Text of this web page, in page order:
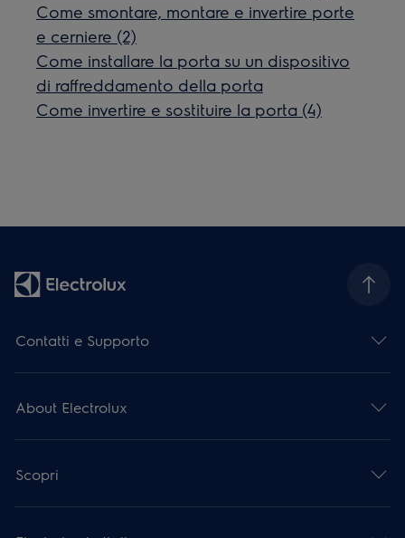
Come smontare, montare e invertire porte
e cerniere (2)
Come installare la porta su un dispositivo
di raffreddamento della porta
Come invertire e sostituire la porta (4)
Contatti e Supporto
About Electrolux
Scopri